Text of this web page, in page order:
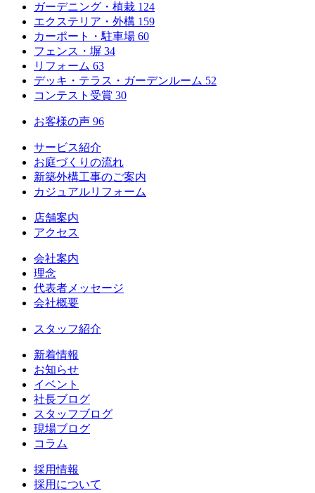
ガーデニング・植栽 124
エクステリア・外構 159
カーポート・駐車場 60
フェンス・塀 34
リフォーム 63
デッキ・テラス・ガーデンルーム 52
コンテスト受賞 30
お客様の声 96
サービス紹介
お庭づくりの流れ
新築外構工事のご案内
カジュアルリフォーム
店舗案内
アクセス
会社案内
理念
代表者メッセージ
会社概要
スタッフ紹介
新着情報
お知らせ
イベント
社長ブログ
スタッフブログ
現場ブログ
コラム
採用情報
採用について